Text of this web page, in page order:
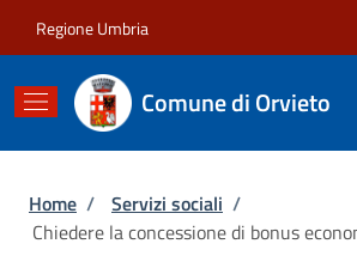
Regione Umbria
Comune di Orvieto
Briciole di pane
Home / Servizi sociali /
Chiedere la concessione di bonus